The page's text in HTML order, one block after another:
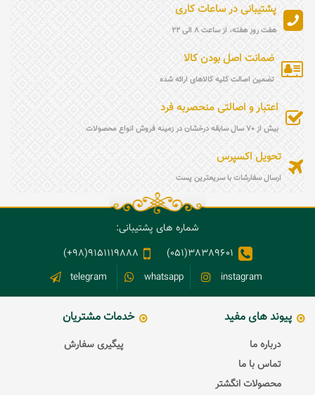
پشتیبانی در ساعات کاری
هفت روز هفته، از ساعت 8 الی 22
ضمانت اصل بودن کالا
تضمین اصالت کلیه کالاهای ارائه شده
اعتبار و اصالتی منحصربه فرد
بیش از 70 سال سابقه درخشان در زمینه فروش انواع محصولات
تحویل اکسپرس
ارسال سفارشات با سریعترین پست
شماره های پشتیبانی:
38389601(051)
9151119888(98+)
instagram
whatsapp
telegram
پیوند های مفید
درباره ما
تماس با ما
محصولات انگشتر
خدمات مشتریان
پیگیری سفارش